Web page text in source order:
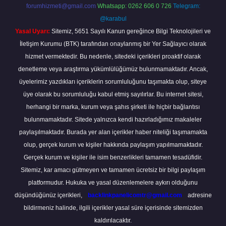
forumhizmeti@gmail.com Whatsapp: 0262 606 0 726 Telegram:
@karabul
Yasal Uyarı: Sitemiz, 5651 Sayılı Kanun gereğince Bilgi Teknolojileri ve
İletişim Kurumu (BTK) tarafından onaylanmış bir Yer Sağlayıcı olarak
hizmet vermektedir. Bu nedenle, sitedeki içerikleri proaktif olarak
denetleme veya araştırma yükümlülüğümüz bulunmamaktadır. Ancak,
üyelerimiz yazdıkları içeriklerin sorumluluğunu taşımakta olup, siteye
üye olarak bu sorumluluğu kabul etmiş sayılırlar. Bu internet sitesi,
herhangi bir marka, kurum veya şahıs şirketi ile hiçbir bağlantısı
bulunmamaktadır. Sitede yalnızca kendi hazırladığımız makaleler
paylaşılmaktadır. Burada yer alan içerikler haber niteliği taşımamakta
olup, gerçek kurum ve kişiler hakkında paylaşım yapılmamaktadır.
Gerçek kurum ve kişiler ile isim benzerlikleri tamamen tesadüfidir.
Sitemiz, kar amacı gütmeyen ve tamamen ücretsiz bir bilgi paylaşım
platformudur. Hukuka ve yasal düzenlemelere aykırı olduğunu
düşündüğünüz içerikleri,
backlinkpanelicomtr@gmail.com
adresine
bildirmeniz halinde, ilgili içerikler yasal süre içerisinde sitemizden
kaldırılacaktır.